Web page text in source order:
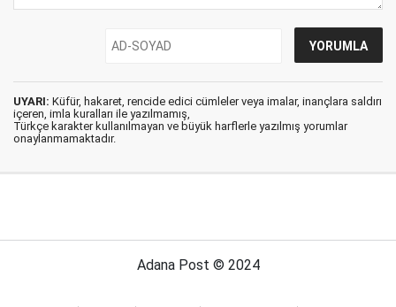
UYARI: Küfür, hakaret, rencide edici cümleler veya imalar, inançlara saldırı
içeren, imla kuralları ile yazılmamış,
Türkçe karakter kullanılmayan ve büyük harflerle yazılmış yorumlar
onaylanmamaktadır.
Adana Post © 2024